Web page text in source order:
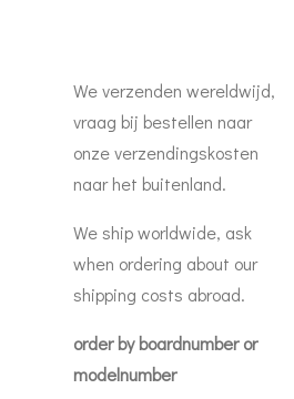
We verzenden wereldwijd,
vraag bij bestellen naar
onze verzendingskosten
naar het buitenland.
We ship worldwide, ask
when ordering about our
shipping costs abroad.
order by boardnumber or
modelnumber